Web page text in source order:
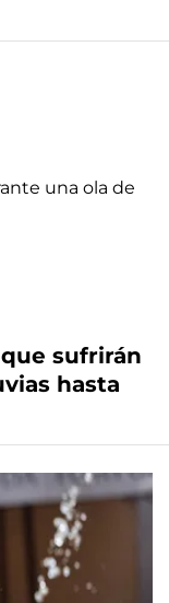
sufrirán
hasta